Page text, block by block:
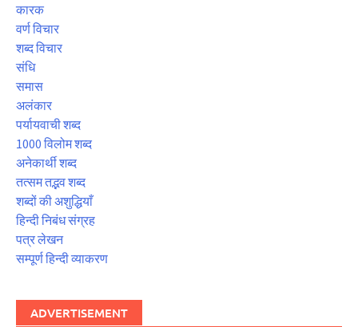
कारक
वर्ण विचार
शब्द विचार
संधि
समास
अलंकार
पर्यायवाची शब्द
1000 विलोम शब्द
अनेकार्थी शब्द
तत्सम तद्भव शब्द
शब्दों की अशुद्धियाँ
हिन्दी निबंध संग्रह
पत्र लेखन
सम्पूर्ण हिन्दी व्याकरण
ADVERTISEMENT